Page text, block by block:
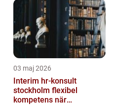
03 maj 2026
Interim hr-konsult
stockholm flexibel
kompetens när